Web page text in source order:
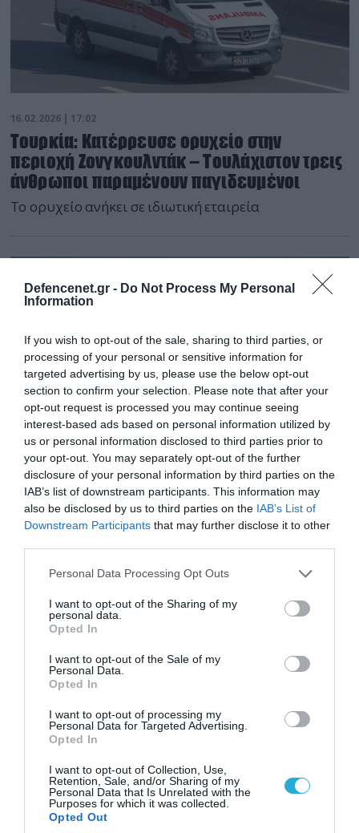
Defencenet.gr - Do Not Process My Personal
Information
If you wish to opt-out of the sale, sharing to third parties, or
processing of your personal or sensitive information for
targeted advertising by us, please use the below opt-out
section to confirm your selection. Please note that after your
opt-out request is processed you may continue seeing
interest-based ads based on personal information utilized by
us or personal information disclosed to third parties prior to
your opt-out. You may separately opt-out of the further
disclosure of your personal information by third parties on the
IAB’s list of downstream participants. This information may
also be disclosed by us to third parties on the IAB’s List of
Downstream Participants that may further disclose it to other
Please note that this website/app uses one or more Google
not limited to your visit or usage behaviour. You may click to
grant or deny consent to Google and its third-party tags to
use your data for below specified purposes in below Google
consent section.
Personal Data Processing Opt Outs
I want to opt-out of the Sharing of my
personal data.
Opted In
I want to opt-out of the Sale of my
Personal Data.
Opted In
I want to opt-out of processing my
Personal Data for Targeted Advertising.
Opted In
I want to opt-out of Collection, Use,
Retention, Sale, and/or Sharing of my
Personal Data that Is Unrelated with the
Purposes for which it was collected.
Opted Out
16.02.2026 | 17:02
Τουρκία: Κατέρρευσε ορυχείο στην
περιοχή Ζονγκουλντάκ – Τουλάχιστον τρεις
άνθρωποι παραμένουν παγιδευμένοι
Το ορυχείο ανήκει σε ιδιωτική εταιρεία
16.02.2026 | 08:04
Η πρώτη αποστολή του τουρκικού Bayraktar
TB3 από το TCG Anadolu: Κατέστρεψε
θαλάσσιο στόχο στην Βαλτική
H Tουρκία έδειξε πως θα διεξάγονται οι μελλοντικές